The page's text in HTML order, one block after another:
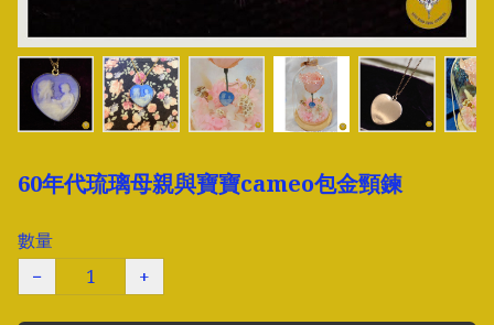
60年代琉璃母親與寶寶cameo包金頸鍊
數量
−
+